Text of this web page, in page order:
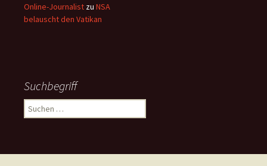
Online-Journalist zu NSA
belauscht den Vatikan
Suchbegriff
Suchen
nach: